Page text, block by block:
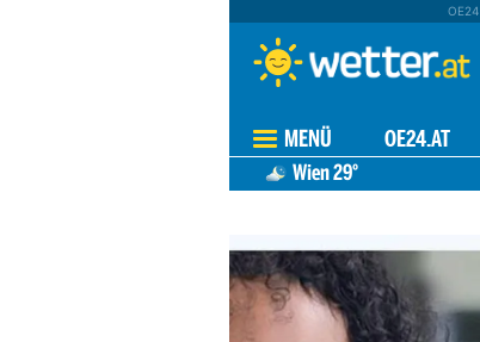
OE24
MENÜ OE24.AT
Wien29°